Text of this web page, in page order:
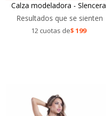
Calza modeladora - Slencera
Resultados que se sienten
12 cuotas de$199